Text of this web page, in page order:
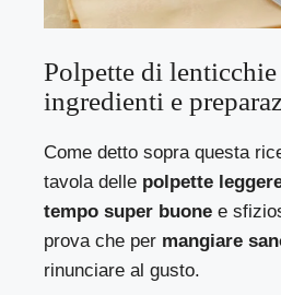
Polpette di lenticchie
ingredienti e
Come detto sopra questa
tavola delle polpette
tempo super buone e
prova che per mangiare
rinunciare al gusto.